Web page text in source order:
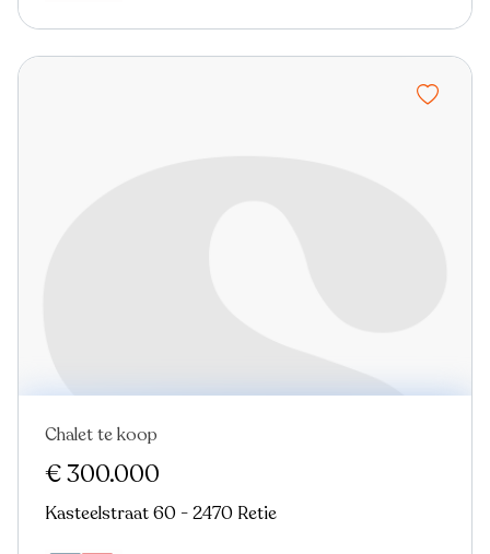
Virtual tour
Chalet te koop
€ 300.000
Kasteelstraat 60 - 2470 Retie